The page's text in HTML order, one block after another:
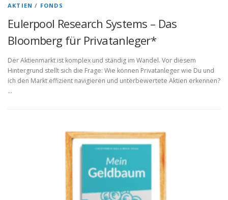
l
o
g
AKTIEN / FONDS
Eulerpool Research Systems – Das
Bloomberg für Privatanleger*
Der Aktienmarkt ist komplex und ständig im Wandel. Vor diesem
Hintergrund stellt sich die Frage: Wie können Privatanleger wie Du und
ich den Markt effizient navigieren und unterbewertete Aktien erkennen?
…